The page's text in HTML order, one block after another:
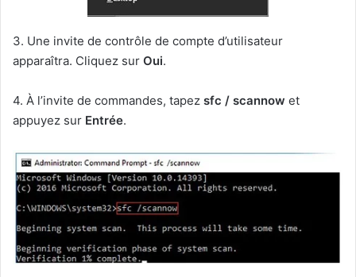
3. Une invite de contrôle de compte d’utilisateur
apparaîtra. Cliquez sur Oui.
4. À l’invite de commandes, tapez sfc / scannow et
appuyez sur Entrée.